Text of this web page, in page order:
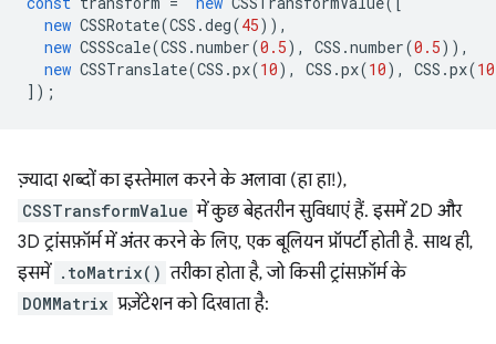
new CSSRotate(CSS .deg(45)),
new CSSScale(CSS .number(0.5), CSS .number(0.5)),
new CSSTranslate(CSS .px(10), CSS .px(10), CSS .px(10
]);
ज़्यादा शब्दों का इस्तेमाल करने के अलावा (हा हा!),
CSSTransformValue में कुछ बेहतरीन सुविधाएं हैं. इसमें 2D और
3D ट्रांसफ़ॉर्म में अंतर करने के लिए, एक बूलियन प्रॉपर्टी होती है. साथ ही,
इसमें .toMatrix() तरीका होता है, जो किसी ट्रांसफ़ॉर्म के
DOMMatrix प्रज़ेंटेशन को दिखाता है: